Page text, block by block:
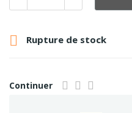
 Rupture de stock
Continuer